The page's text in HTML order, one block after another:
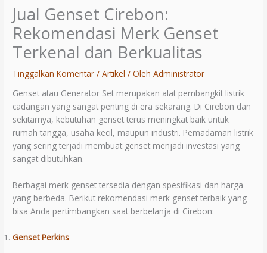
Jual Genset Cirebon:
Rekomendasi Merk Genset
Terkenal dan Berkualitas
Tinggalkan Komentar /Artikel / OlehAdministrator
Genset atau Generator Set merupakan alat pembangkit listrik
cadangan yang sangat penting di era sekarang. Di Cirebon dan
sekitarnya, kebutuhan genset terus meningkat baik untuk
rumah tangga, usaha kecil, maupun industri. Pemadaman listrik
yang sering terjadi membuat genset menjadi investasi yang
sangat dibutuhkan.
Berbagai merk genset tersedia dengan spesifikasi dan harga
yang berbeda. Berikut rekomendasi merk genset terbaik yang
bisa Anda pertimbangkan saat berbelanja di Cirebon:
Genset Perkins